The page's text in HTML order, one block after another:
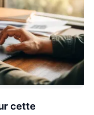
cette